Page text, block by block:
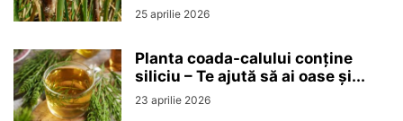
25 aprilie 2026
Planta coada-calului conține
siliciu – Te ajută să ai oase și...
23 aprilie 2026